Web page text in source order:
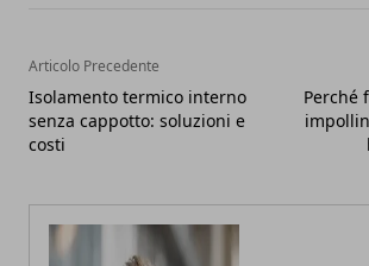
Articolo Precedente
Isolamento termico interno
senza cappotto: soluzioni e
costi
Perché